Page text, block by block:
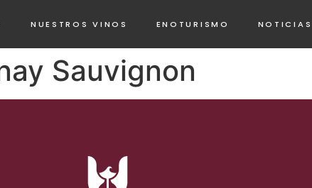
NUESTROS VINOS ENOTURISMO NOTICIAS
Sauvignon